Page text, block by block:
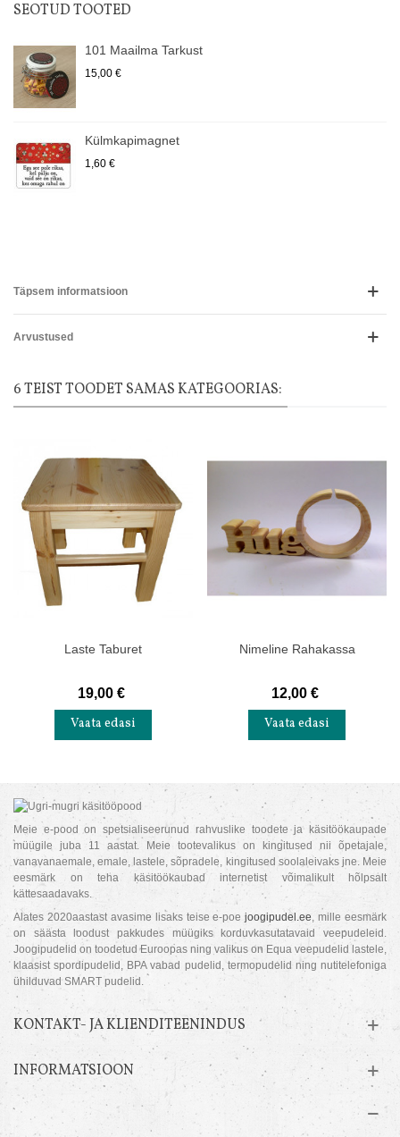
SEOTUD TOOTED
101 Maailma Tarkust
15,00 €
Külmkapimagnet
1,60 €
Täpsem informatsioon
Arvustused
6 TEIST TOODET SAMAS KATEGOORIAS:
Laste Taburet
19,00 €
Vaata edasi
Nimeline Rahakassa
12,00 €
Vaata edasi
Meie e-pood on spetsialiseerunud rahvuslike toodete ja käsitöökaupade
müügile juba 11 aastat. Meie tootevalikus on kingitused nii õpetajale,
vanavanaemale, emale, lastele, sõpradele, kingitused soolaleivaks jne. Meie
eesmärk on teha käsitöökaubad internetist võimalikult hõlpsalt
kättesaadavaks.
Alates 2020aastast avasime lisaks teise e-poejoogipudel.ee , mille eesmärk
on säästa loodust pakkudes müügiks korduvkasutatavaid veepudeleid.
Joogipudelid on toodetud Euroopas ning valikus on Equa veepudelid lastele,
klaasist spordipudelid, BPA vabad pudelid, termopudelid ning nutitelefoniga
ühilduvad SMART pudelid.
KONTAKT- JA KLIENDITEENINDUS
INFORMATSIOON